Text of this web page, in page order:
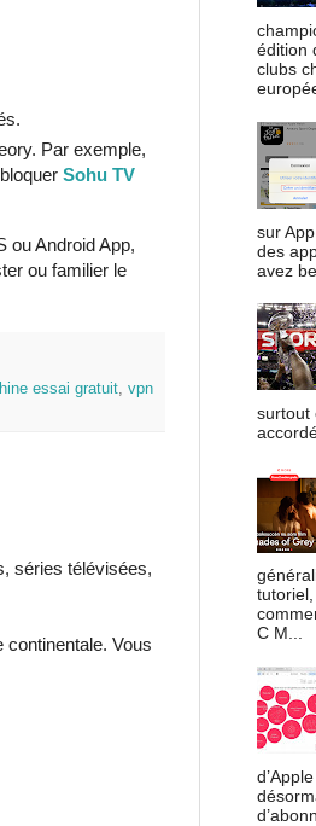
Par exemple,
Sohu TV
ou Android App,
ou familier le
essai gratuit, vpn
séries télévisées,
Vous
édition
clubs
sur
des
avez
surtout
C M...